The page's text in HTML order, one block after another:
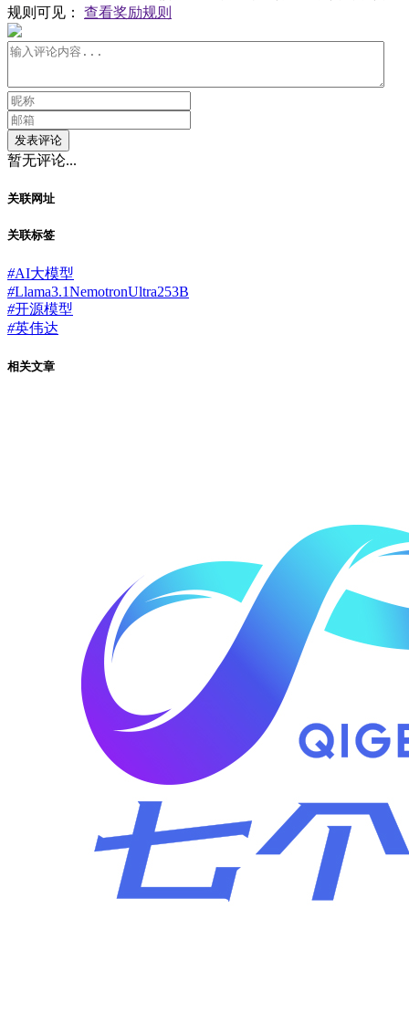
规则可见： 查看奖励规则
发表评论
暂无评论...
关联网址
关联标签
#AI大模型
#Llama3.1NemotronUltra253B
#开源模型
#英伟达
相关文章